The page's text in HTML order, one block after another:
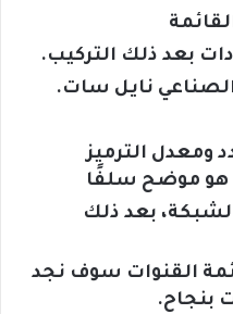
بعد ذلك التركيب.
الصناعي نايل سات.
ومعدل الترميز
هو موضح سلفًا
بعد ذلك
القنوات سوف نجد
بنجاح.